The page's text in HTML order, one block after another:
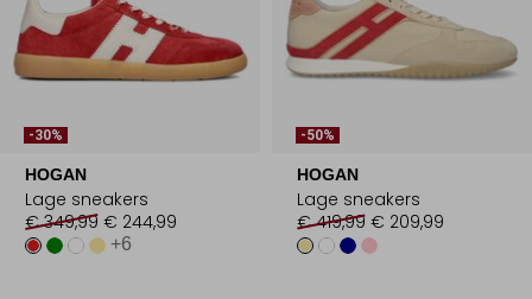
-30%
HOGAN
Lage sneakers
€ 349,99 € 244,99
+6
-50%
HOGAN
Lage sneakers
€ 419,99 € 209,99